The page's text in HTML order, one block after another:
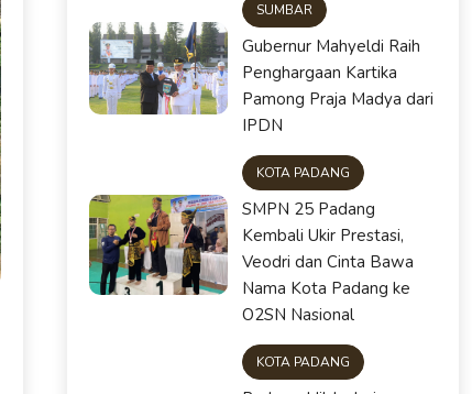
SUMBAR
Gubernur Mahyeldi Raih
Penghargaan Kartika
Pamong Praja Madya dari
IPDN
KOTA PADANG
SMPN 25 Padang
Kembali Ukir Prestasi,
Veodri dan Cinta Bawa
Nama Kota Padang ke
O2SN Nasional
KOTA PADANG